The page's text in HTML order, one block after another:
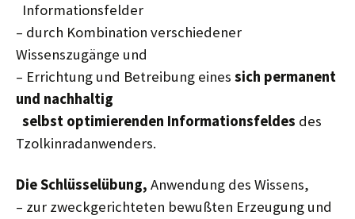
Informationsfelder
– durch Kombination verschiedener
Wissenszugänge und
– Errichtung und Betreibung eines sich permanent
und nachhaltig
selbst optimierenden Informationsfeldes des
Tzolkinradanwenders.
Die Schlüsselübung, Anwendung des Wissens,
– zur zweckgerichteten bewußten Erzeugung und